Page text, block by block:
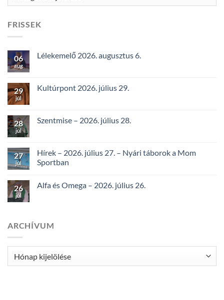
FRISSEK
06
aug
Lélekemelő 2026. augusztus 6.
29
júl
Kultúrpont 2026. július 29.
28
júl
Szentmise – 2026. július 28.
27
júl
Hírek – 2026. július 27. – Nyári táborok a Mom
Sportban
26
júl
Alfa és Omega – 2026. július 26.
ARCHÍVUM